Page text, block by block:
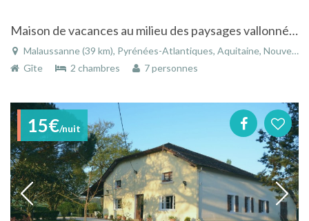
Maison de vacances au milieu des paysages vallonnés de Malaussane dans les Pyrénées Atlantiques
Malaussanne (39 km), Pyrénées-Atlantiques, Aquitaine, Nouvelle-Aquitaine, France
Gîte
2 chambres 7 personnes
15€/nuit